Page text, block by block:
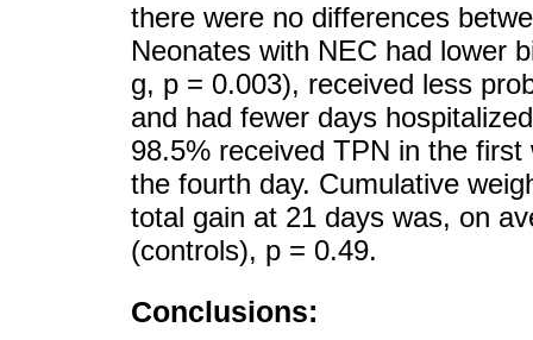
there were no differences
Neonates with NEC had lower
g, p = 0.003), received less
and had fewer days
98.5% received TPN in the
the fourth day. Cumulative
total gain at 21 days was, on
(controls), p = 0.49.
Conclusions: